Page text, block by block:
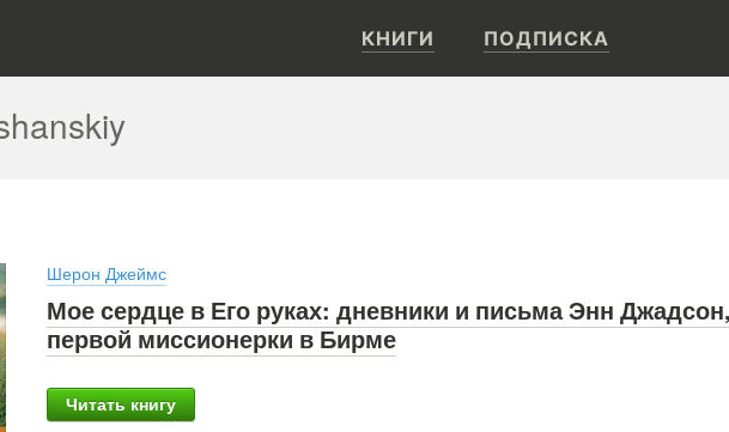
КНИГИ ПОДПИСКА
Шерон Джеймс
Мое сердце в Его руках: дневники и письма Энн Джадсон,
первой миссионерки в Бирме
Читать книгу